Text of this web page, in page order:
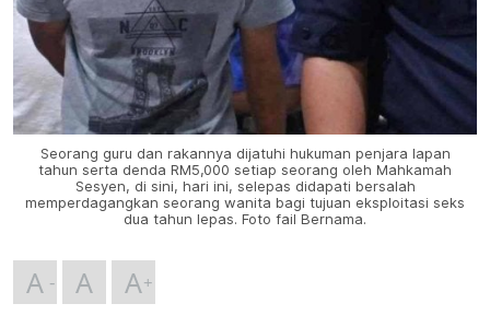
Seorang guru dan rakannya dijatuhi hukuman penjara lapan
tahun serta denda RM5,000 setiap seorang oleh Mahkamah
Sesyen, di sini, hari ini, selepas didapati bersalah
memperdagangkan seorang wanita bagi tujuan eksploitasi seks
dua tahun lepas. Foto fail Bernama.
A A A